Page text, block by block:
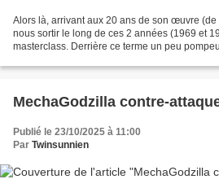
Alors là, arrivant aux 20 ans de son œuvre
nous sortir le long de ces 2 années (1969 et
masterclass. Derrière ce terme un peu
MechaGodzilla contre-
Publié le 23/10/2025 à 11:00
Par Twinsunnien